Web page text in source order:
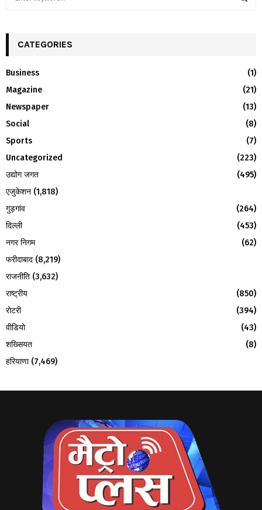
h
o
r
:
R
CATEGORIES
Business
(1)
Magazine
(21)
Newspaper
(13)
Social
(8)
Sports
(7)
Uncategorized
(223)
उद्योग जगत
(495)
एजुकेशन (1,818)
गुड़गांव
(264)
दिल्ली
(453)
नगर निगम
(62)
फरीदाबाद (8,219)
राजनीति (3,632)
राष्ट्रीय
(850)
रोटरी
(394)
वीडियो
(43)
शख्सियत
(8)
हरियाणा(7,469)